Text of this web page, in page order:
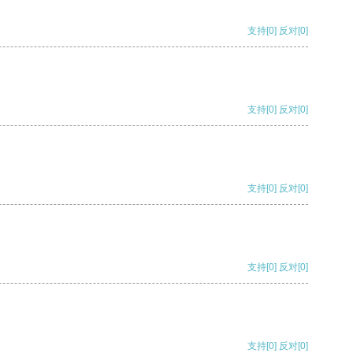
支持[0] 反对[0]
支持[0] 反对[0]
支持[0] 反对[0]
支持[0] 反对[0]
支持[0] 反对[0]